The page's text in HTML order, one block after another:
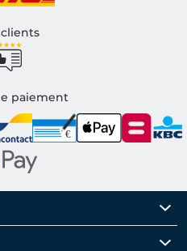
paiement